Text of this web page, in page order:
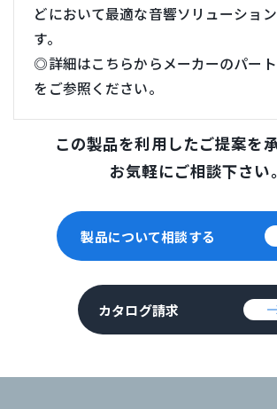
どにおいて最適な音響ソリューショ
す。
◎詳細はこちらからメーカーのパー
をご参照ください。
この製品を利用したご提案を承
お気軽にご相談下さい。
製品について相談する
カタログ請求